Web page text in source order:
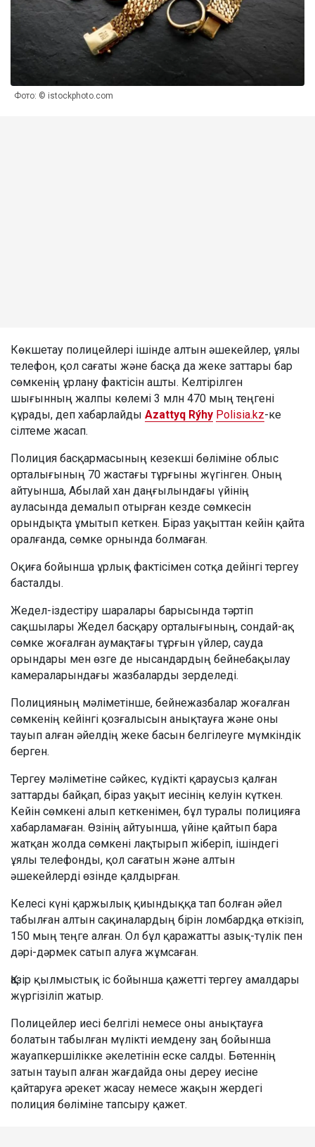
Фото: © istockphoto.com
Көкшетау полицейлері ішінде алтын әшекейлер, ұялы
телефон, қол сағаты және басқа да жеке заттары бар
сөмкенің ұрлану фактісін ашты. Келтірілген
шығынның жалпы көлемі 3 млн 470 мың теңгені
құрады, деп хабарлайды Azattyq Rýhy Polisia.kz-ке
сілтеме жасап.
Полиция басқармасының кезекші бөліміне облыс
орталығының 70 жастағы тұрғыны жүгінген. Оның
айтуынша, Абылай хан даңғылындағы үйінің
ауласында демалып отырған кезде сөмкесін
орындықта ұмытып кеткен. Біраз уақыттан кейін қайта
оралғанда, сөмке орнында болмаған.
Оқиға бойынша ұрлық фактісімен сотқа дейінгі тергеу
басталды.
Жедел-іздестіру шаралары барысында тәртіп
сақшылары Жедел басқару орталығының, сондай-ақ
сөмке жоғалған аумақтағы тұрғын үйлер, сауда
орындары мен өзге де нысандардың бейнебақылау
камераларындағы жазбаларды зерделеді.
Полицияның мәліметінше, бейнежазбалар жоғалған
сөмкенің кейінгі қозғалысын анықтауға және оны
тауып алған әйелдің жеке басын белгілеуге мүмкіндік
берген.
Тергеу мәліметіне сәйкес, күдікті қараусыз қалған
заттарды байқап, біраз уақыт иесінің келуін күткен.
Кейін сөмкені алып кеткенімен, бұл туралы полицияға
хабарламаған. Өзінің айтуынша, үйіне қайтып бара
жатқан жолда сөмкені лақтырып жіберіп, ішіндегі
ұялы телефонды, қол сағатын және алтын
әшекейлерді өзінде қалдырған.
Келесі күні қаржылық қиындыққа тап болған әйел
табылған алтын сақиналардың бірін ломбардқа өткізіп,
150 мың теңге алған. Ол бұл қаражатты азық-түлік пен
дәрі-дәрмек сатып алуға жұмсаған.
Қазір қылмыстық іс бойынша қажетті тергеу амалдары
жүргізіліп жатыр.
Полицейлер иесі белгілі немесе оны анықтауға
болатын табылған мүлікті иемдену заң бойынша
жауапкершілікке әкелетінін еске салды. Бөтеннің
затын тауып алған жағдайда оны дереу иесіне
қайтаруға әрекет жасау немесе жақын жердегі
полиция бөліміне тапсыру қажет.